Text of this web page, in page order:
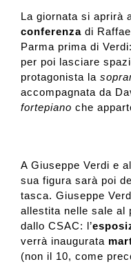
La giornata si aprirà
conferenza di
Parma prima di
per poi lasciare
protagonista la
accompagnata da
fortepiano che
A Giuseppe Verdi e
sua figura sarà poi
tasca. Giuseppe
allestita nelle sale al
dallo CSAC: l’
verrà inaugurata
(non il 10, come